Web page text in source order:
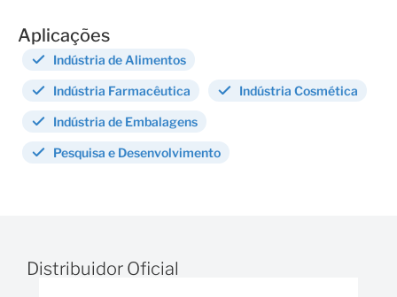
Fornece uma visão real sobre as propriedades
físicas
Células de carga intercambiáveis para melhor
flexibilidade, assim com oito opções que variam de
Tela de fácil leitura e controles intuitivos fáceis de
usar
na amostra
A opção de três mesas de base ajustáveis confere a
para posicionamento preciso da amostra e
alinhamento com a probe durante ensaios de textura
no Texturômetro CTX.
Aplicações
Indústria de Alimentos
Indústria Farmacêutica Indústria Cosmética
Indústria de Embalagens
Pesquisa e Desenvolvimento
Distribuidor Oficial